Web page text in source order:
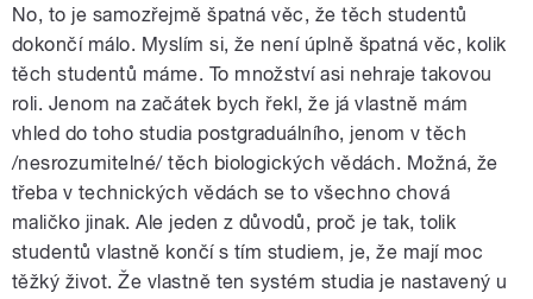
No, to je samozřejmě špatná věc, že těch studentů
dokončí málo. Myslím si, že není úplně špatná věc, kolik
těch studentů máme. To množství asi nehraje takovou
roli. Jenom na začátek bych řekl, že já vlastně mám
vhled do toho studia postgraduálního, jenom v těch
/nesrozumitelné/ těch biologických vědách. Možná, že
třeba v technických vědách se to všechno chová
maličko jinak. Ale jeden z důvodů, proč je tak, tolik
studentů vlastně končí s tím studiem, je, že mají moc
těžký život. Že vlastně ten systém studia je nastavený u